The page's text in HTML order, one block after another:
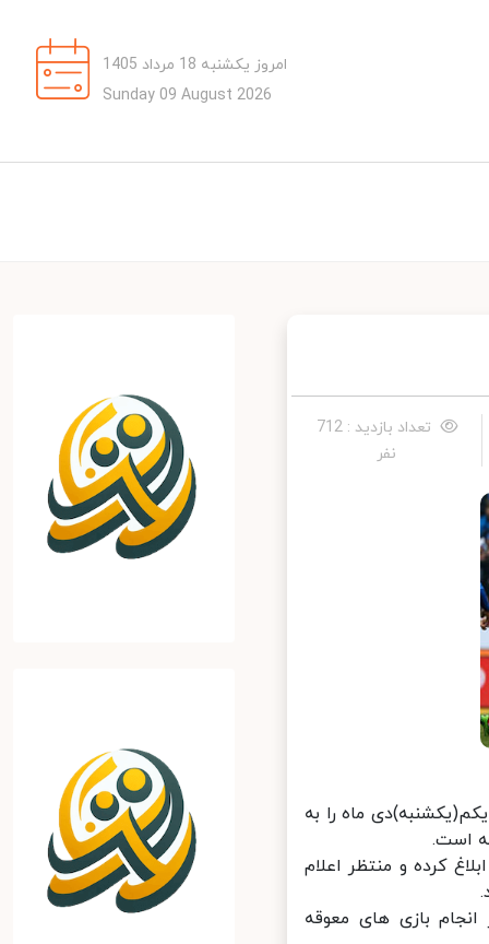
امروز یکشنبه 18 مرداد 1405
Sunday 09 August 2026
تعداد بازدید : 712
نفر
ماه را به
است.
کرده و منتظر اعلام
بازی های معوقه